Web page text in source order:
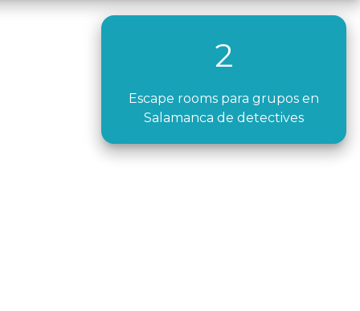
2
Escape rooms para grupos en
Salamanca de detectives